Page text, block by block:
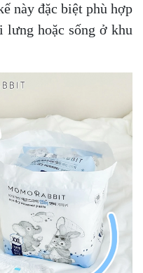
này đặc biệt phù hợp
lưng hoặc sống ở khu